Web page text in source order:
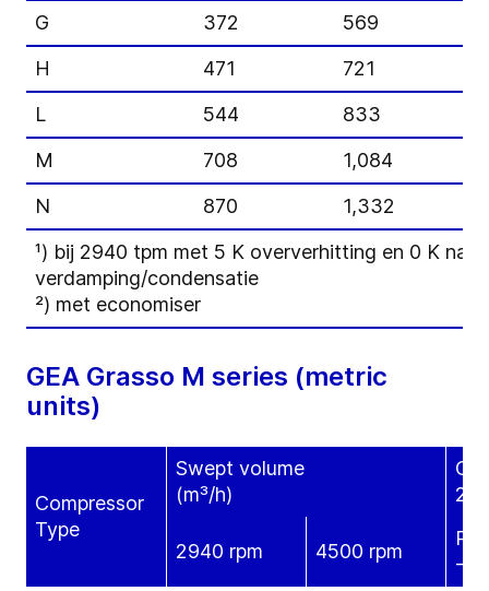
G
372 569
H
471 721
L
544 833
M
708 1,084
N
870 1,332
¹) bij 2940 tpm met 5 K oververhitting en 0 K
verdamping/condensatie
²) met economiser
GEA Grasso M series (metric
units)
Compressor
Type
Swept volume
(m³/h)
28
2940 rpm 4500 rpm
-